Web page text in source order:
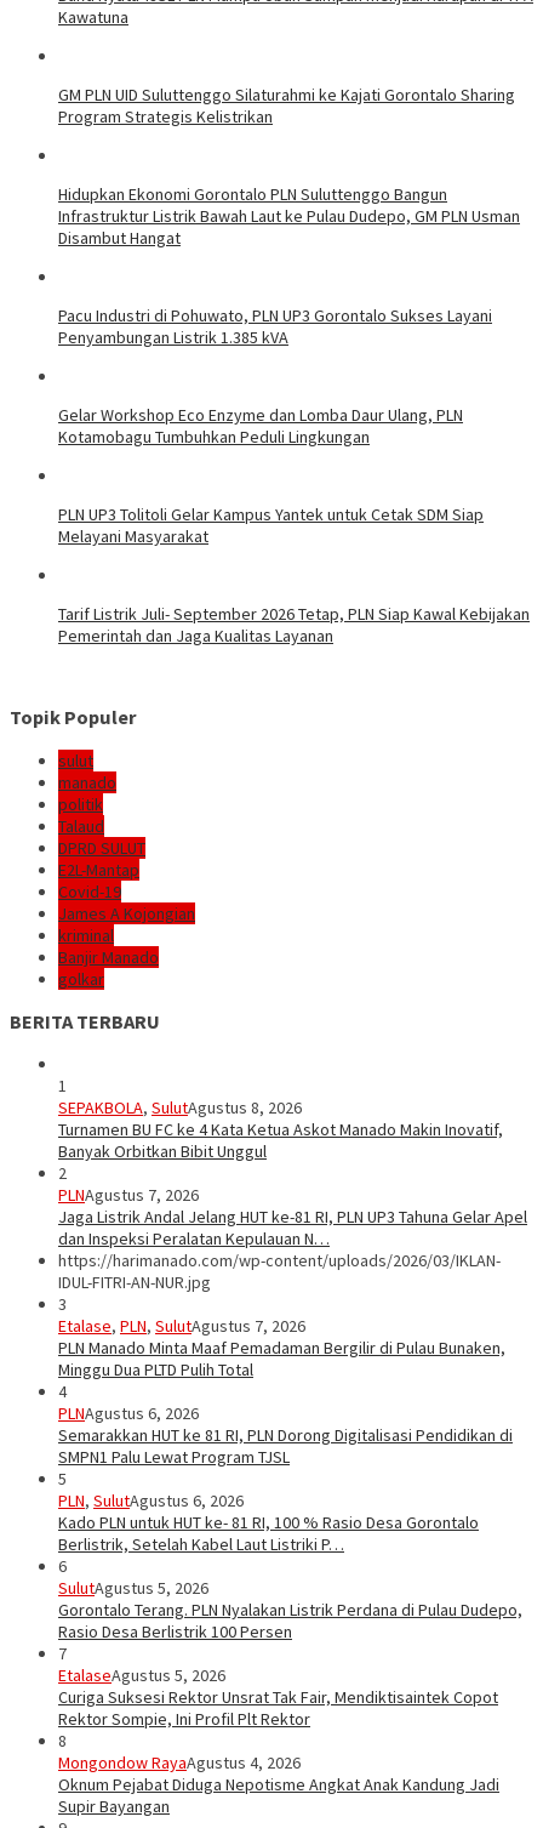
Kawatuna
GM PLN UID Suluttenggo Silaturahmi ke Kajati Gorontalo Sharing
Program Strategis Kelistrikan
Hidupkan Ekonomi Gorontalo PLN Suluttenggo Bangun
Infrastruktur Listrik Bawah Laut ke Pulau Dudepo, GM PLN Usman
Disambut Hangat
Pacu Industri di Pohuwato, PLN UP3 Gorontalo Sukses Layani
Penyambungan Listrik 1.385 kVA
Gelar Workshop Eco Enzyme dan Lomba Daur Ulang, PLN
Kotamobagu Tumbuhkan Peduli Lingkungan
PLN UP3 Tolitoli Gelar Kampus Yantek untuk Cetak SDM Siap
Melayani Masyarakat
Tarif Listrik Juli- September 2026 Tetap, PLN Siap Kawal Kebijakan
Pemerintah dan Jaga Kualitas Layanan
Topik Populer
sulut
manado
politik
Talaud
DPRD SULUT
E2L-Mantap
Covid-19
James A Kojongian
kriminal
Banjir Manado
golkar
BERITA TERBARU
1
SEPAKBOLA, SulutAgustus 8, 2026
Turnamen BU FC ke 4 Kata Ketua Askot Manado Makin Inovatif,
Banyak Orbitkan Bibit Unggul
2
PLNAgustus 7, 2026
Jaga Listrik Andal Jelang HUT ke-81 RI, PLN UP3 Tahuna Gelar Apel
dan Inspeksi Peralatan Kepulauan N…
https://harimanado.com/wp-content/uploads/2026/03/IKLAN-
IDUL-FITRI-AN-NUR.jpg
3
Etalase, PLN, SulutAgustus 7, 2026
PLN Manado Minta Maaf Pemadaman Bergilir di Pulau Bunaken,
Minggu Dua PLTD Pulih Total
4
PLNAgustus 6, 2026
Semarakkan HUT ke 81 RI, PLN Dorong Digitalisasi Pendidikan di
SMPN1 Palu Lewat Program TJSL
5
PLN, SulutAgustus 6, 2026
Kado PLN untuk HUT ke- 81 RI, 100 % Rasio Desa Gorontalo
Berlistrik, Setelah Kabel Laut Listriki P…
6
SulutAgustus 5, 2026
Gorontalo Terang. PLN Nyalakan Listrik Perdana di Pulau Dudepo,
Rasio Desa Berlistrik 100 Persen
7
EtalaseAgustus 5, 2026
Curiga Suksesi Rektor Unsrat Tak Fair, Mendiktisaintek Copot
Rektor Sompie, Ini Profil Plt Rektor
8
Mongondow RayaAgustus 4, 2026
Oknum Pejabat Diduga Nepotisme Angkat Anak Kandung Jadi
Supir Bayangan